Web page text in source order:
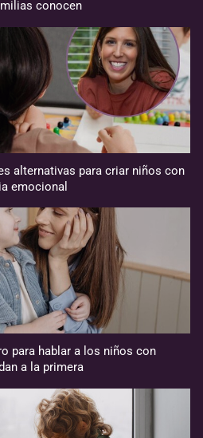
conocen
alternativas para criar niños con
emocional
para hablar a los niños con
a la primera